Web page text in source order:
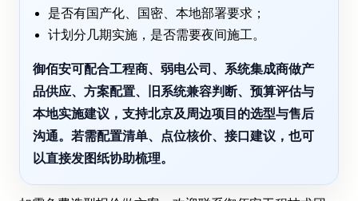
是否有国产化、国密、本地部署要求；
计划分几期实施，是否需要夜间施工。
御佰安可配合工程商、弱电公司、系统集成商做产
品供应、方案配置、旧系统兼容判断、预算评估与
本地实施建议，支持北京及周边项目的选型与售后
沟通。若需配置清单、点位核价、接口建议，也可
以直接发图纸协助梳理。